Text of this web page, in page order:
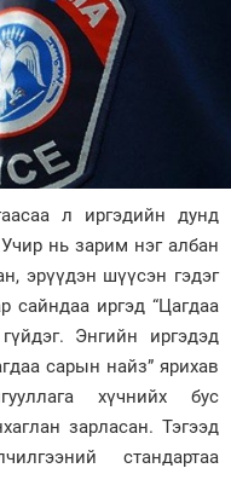
л иргэдийн дунд
нь зарим нэг албан
эрүүдэн шүүсэн гэдэг
сайндаа иргэд “Цагдаа
Энгийн иргэдэд
сарын найз” ярихав
хүчнийх бус
зарласан. Тэгээд
стандартаа